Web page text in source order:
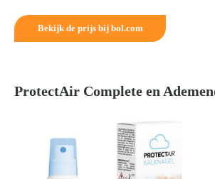
Bekijk de prijs bij bol.com
ProtectAir Complete en